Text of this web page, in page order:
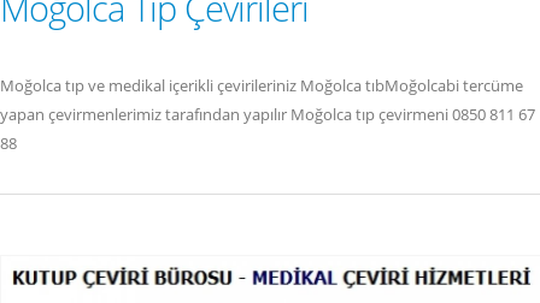
Moğolca tıp ve medikal içerikli çevirileriniz Moğolca tıbMoğolcabi tercüme
yapan çevirmenlerimiz tarafından yapılır Moğolca tıp çevirmeni 0850 811 67
88